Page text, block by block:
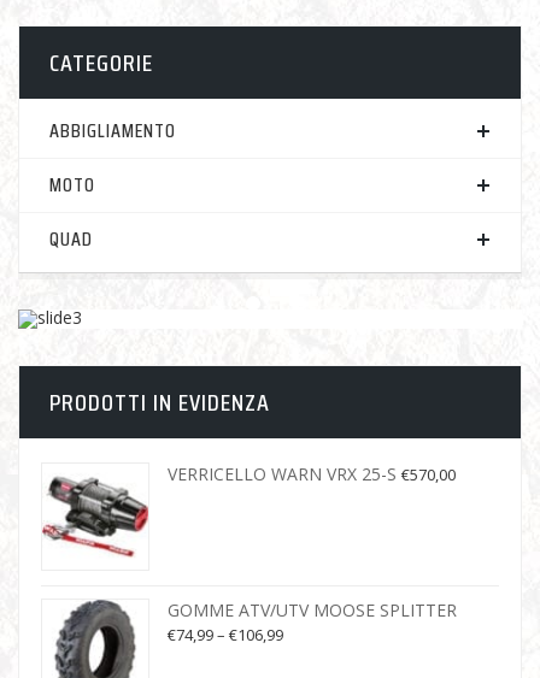
CATEGORIE
ABBIGLIAMENTO
MOTO
QUAD
PRODOTTI IN EVIDENZA
VERRICELLO WARN VRX 25-S €570,00
GOMME ATV/UTV MOOSE SPLITTER
€74,99– €106,99